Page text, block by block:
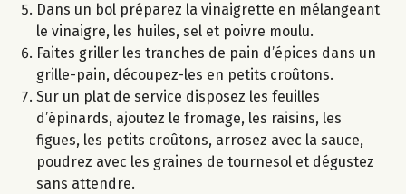
Dans un bol préparez la vinaigrette en mélangeant
le vinaigre, les huiles, sel et poivre moulu.
Faites griller les tranches de pain d’épices dans un
grille-pain, découpez-les en petits croûtons.
Sur un plat de service disposez les feuilles
d’épinards, ajoutez le fromage, les raisins, les
figues, les petits croûtons, arrosez avec la sauce,
poudrez avec les graines de tournesol et dégustez
sans attendre.